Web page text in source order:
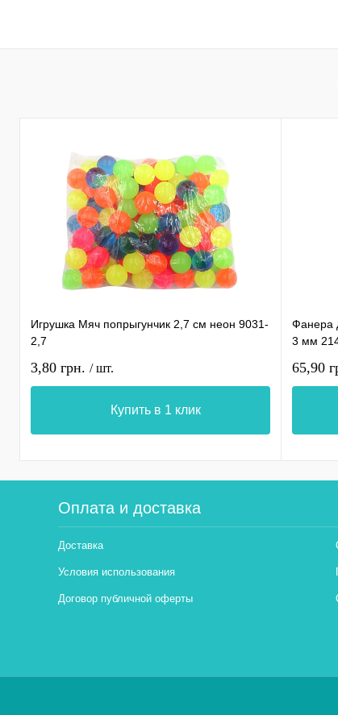
Игрушка Мяч попрыгунчик 2,7 см неон 9031-
2,7
3,80 грн. / шт.
Купить в 1 клик
Фанера
3 мм
65,90
Оплата и доставка
Доставка
Условия использования
Договор публичной оферты